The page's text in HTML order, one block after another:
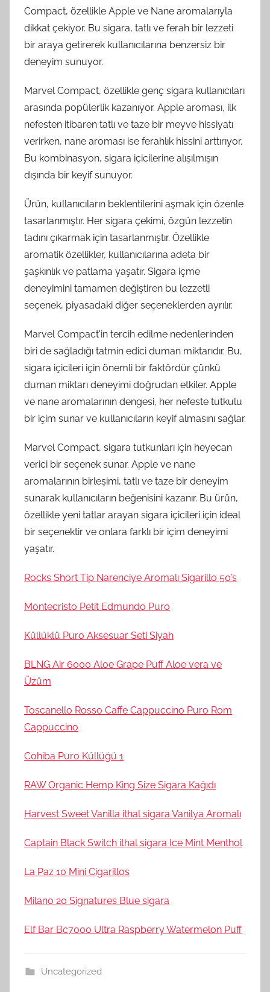
Compact, özellikle Apple ve Nane aromalarıyla
dikkat çekiyor. Bu sigara, tatlı ve ferah bir lezzeti
bir araya getirerek kullanıcılarına benzersiz bir
deneyim sunuyor.
Marvel Compact, özellikle genç sigara kullanıcıları
arasında popülerlik kazanıyor. Apple aroması, ilk
nefesten itibaren tatlı ve taze bir meyve hissiyatı
verirken, nane aroması ise ferahlık hissini arttırıyor.
Bu kombinasyon, sigara içicilerine alışılmışın
dışında bir keyif sunuyor.
Ürün, kullanıcıların beklentilerini aşmak için özenle
tasarlanmıştır. Her sigara çekimi, özgün lezzetin
tadını çıkarmak için tasarlanmıştır. Özellikle
aromatik özellikler, kullanıcılarına adeta bir
şaşkınlık ve patlama yaşatır. Sigara içme
deneyimini tamamen değiştiren bu lezzetli
seçenek, piyasadaki diğer seçeneklerden ayrılır.
Marvel Compact'in tercih edilme nedenlerinden
biri de sağladığı tatmin edici duman miktarıdır. Bu,
sigara içicileri için önemli bir faktördür çünkü
duman miktarı deneyimi doğrudan etkiler. Apple
ve nane aromalarının dengesi, her nefeste tutkulu
bir içim sunar ve kullanıcıların keyif almasını sağlar.
Marvel Compact, sigara tutkunları için heyecan
verici bir seçenek sunar. Apple ve nane
aromalarının birleşimi, tatlı ve taze bir deneyim
sunarak kullanıcıların beğenisini kazanır. Bu ürün,
özellikle yeni tatlar arayan sigara içicileri için ideal
bir seçenektir ve onlara farklı bir içim deneyimi
yaşatır.
Rocks Short Tip Narenciye Aromalı Sigarillo 50’s
Montecristo Petit Edmundo Puro
Küllüklü Puro Aksesuar Seti Siyah
BLNG Air 6000 Aloe Grape Puff Aloe vera ve
Üzüm
Toscanello Rosso Caffe Cappuccino Puro Rom
Cappuccino
Cohiba Puro Küllüğü 1
RAW Organic Hemp King Size Sigara Kağıdı
Harvest Sweet Vanilla ithal sigara Vanilya Aromalı
Captain Black Switch ithal sigara Ice Mint Menthol
La Paz 10 Mini Cigarillos
Milano 20 Signatures Blue sigara
Elf Bar Bc7000 Ultra Raspberry Watermelon Puff
Uncategorized